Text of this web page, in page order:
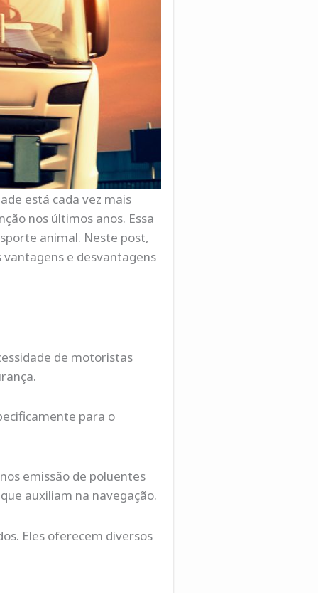
está cada vez mais
nos últimos anos. Essa
animal. Neste post,
e desvantagens
de motoristas
para o
emissão de poluentes
auxiliam na navegação.
Eles oferecem diversos